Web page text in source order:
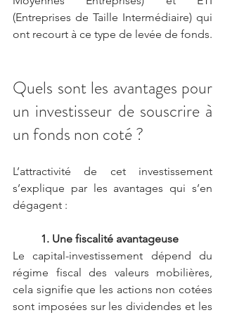
(Entreprises de Taille Intermédiaire) qui
ont recourt à ce type de levée de fonds.
Quels sont les avantages pour
un investisseur de souscrire à
un fonds non coté ?
L’attractivité de cet investissement
s’explique par les avantages qui s’en
dégagent :
1. Une fiscalité avantageuse
Le capital-investissement dépend du
régime fiscal des valeurs mobilières,
cela signifie que les actions non cotées
sont imposées sur les dividendes et les